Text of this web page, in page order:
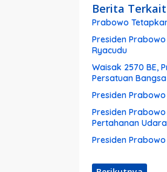
Berita Terkait
Prabowo
Presiden
Ryacudu
Waisak 2570 BE,
Persatuan Bangsa
Presiden
Presiden
Pertahanan
Presiden